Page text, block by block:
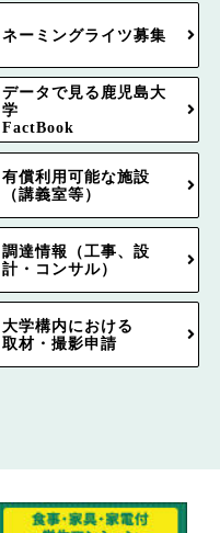
ネーミングライツ募集
データで見る鹿児島大
学
FactBook
有償利用可能な施設
（講義室等）
調達情報（工事、設
計・コンサル）
大学構内における
取材・撮影申請